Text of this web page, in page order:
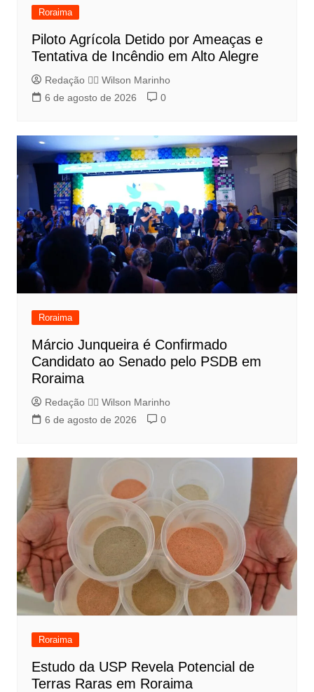
Roraima
Piloto Agrícola Detido por Ameaças e
Tentativa de Incêndio em Alto Alegre
Redação 👨‍⚖️​ Wilson Marinho
6 de agosto de 2026
0
Roraima
Márcio Junqueira é Confirmado
Candidato ao Senado pelo PSDB em
Roraima
Redação 👨‍⚖️​ Wilson Marinho
6 de agosto de 2026
0
Roraima
Estudo da USP Revela Potencial de
Terras Raras em Roraima